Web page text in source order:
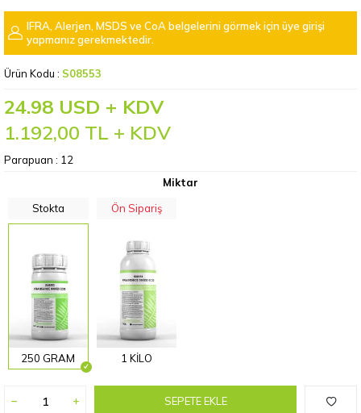
IFRA, Alerjen, MSDS ve CoA belgelerini görmek için üye girişi
yapmanız gerekmektedir.
Ürün Kodu : S08553
24.98 USD + KDV
1.192,00 TL + KDV
Parapuan : 12
Miktar
Stokta
250 GRAM
Ön Sipariş
1 KİLO
SEPETE EKLE